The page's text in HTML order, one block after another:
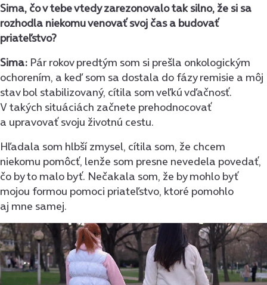
Sima, čo v tebe vtedy zarezonovalo tak silno, že si sa
rozhodla niekomu venovať svoj čas a budovať
priateľstvo?
Sima: Pár rokov predtým som si prešla onkologickým
ochorením, a keď som sa dostala do fázy remisie a môj
stav bol stabilizovaný, cítila som veľkú vďačnosť.
V takých situáciách začnete prehodnocovať
a upravovať svoju životnú cestu.
Hľadala som hlbší zmysel, cítila som, že chcem
niekomu pomôcť, lenže som presne nevedela povedať,
čo by to malo byť. Nečakala som, že by mohlo byť
mojou formou pomoci priateľstvo, ktoré pomohlo
aj mne samej.